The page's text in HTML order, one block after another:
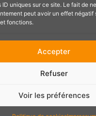
ID uniques sur ce site. Le fait de
peut avoir un effet négatif
fonctions.
Accepter
Refuser
Voir les préférences
r
e
t
u
t
C'est par ici pour filer un
site ;)
Partenaires : PressePlay.fr
générales Politique